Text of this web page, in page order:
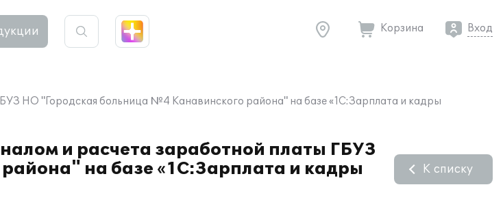
Корзина Вход
НО "Городская больница №4 Канавинского района" на базе «1С:Зарплата и кадры
и расчета заработной платы ГБУЗ
на базе «1С:Зарплата и кадры
К списку